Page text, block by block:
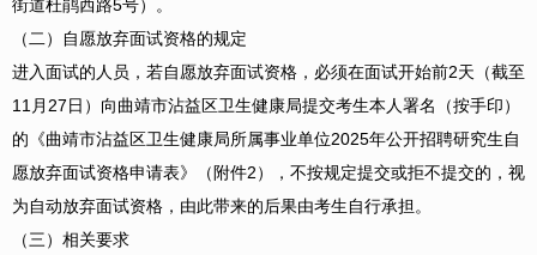
街道杜鹃西路5号）。
（二）自愿放弃面试资格的规定
进入面试的人员，若自愿放弃面试资格，必须在面试开始前2天（截至
11月27日）向曲靖市沾益区卫生健康局提交考生本人署名（按手印）
的《曲靖市沾益区卫生健康局所属事业单位2025年公开招聘研究生自
愿放弃面试资格申请表》（附件2），不按规定提交或拒不提交的，视
为自动放弃面试资格，由此带来的后果由考生自行承担。
（三）相关要求